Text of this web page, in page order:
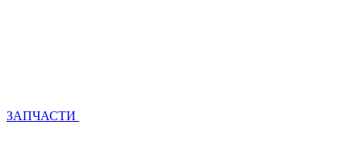
ЗАПЧАСТИ